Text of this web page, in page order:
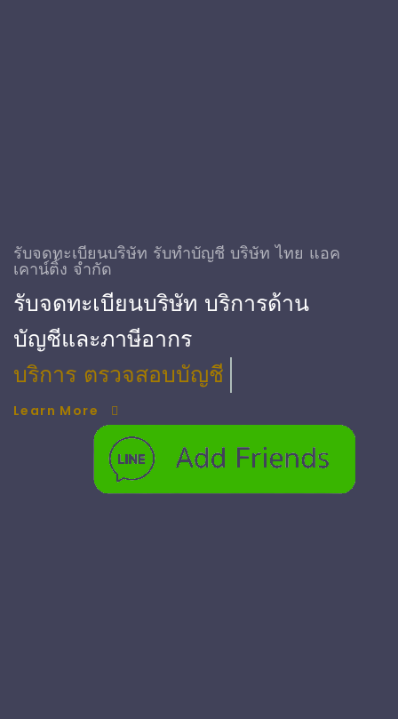
รับจดทะเบียนบริษัท รับทําบัญชี บริษัท ไทย แอค
เคาน์ติ้ง จำกัด
รับจดทะเบียนบริษัท บริการด้าน
บัญชีและภาษีอากร
บริการ ตรวจสอบบัญชี
Learn More